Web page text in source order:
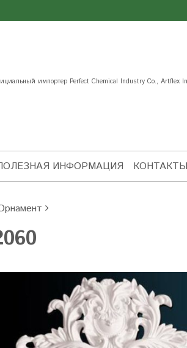
импортер Perfect Chemical Industry Co., Artflex
ИНФОРМАЦИЯ КОНТАКТЫ